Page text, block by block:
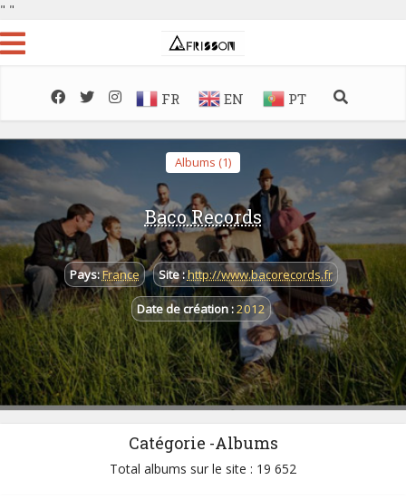
" "
FR EN PT
Albums (1)
Baco Records
Pays:France Site :http://www.bacorecords.fr
Date de création :2012
Catégorie -Albums
Total albums sur le site : 19 652